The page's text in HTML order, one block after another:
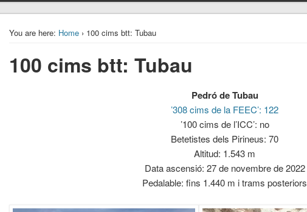
You are here: Home › 100 cims btt: Tubau
100 cims btt: Tubau
Pedró de Tubau
’308 cims de la FEEC’: 122
’100 cims de l’ICC’: no
Betetistes dels Pirineus: 70
Altitud: 1.543 m
Data ascensió: 27 de novembre de 2022
Pedalable: fins 1.440 m i trams posteriors